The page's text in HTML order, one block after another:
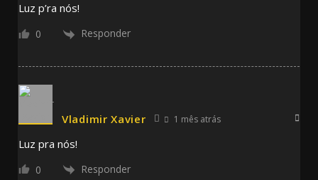
Luz p’ra nós!
0 Responder
Vladimir Xavier 1 mês atrás
Luz pra nós!
0 Responder